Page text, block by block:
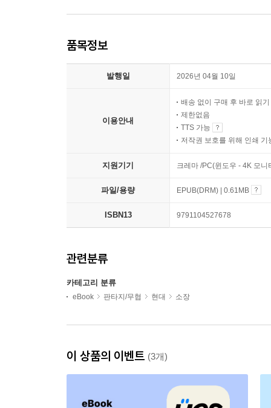
품목정보
발행일 2026년 04월 10일
이용안내
배송 없이 구매 후 바로 읽기
제한없음
TTS 가능
저작권 보호를 위해 인쇄 기
지원기기 크레마 /PC(윈도우 - 4K 모
파일/용량 EPUB(DRM) | 0.61MB
ISBN13 9791104527678
관련분류
카테고리 분류
eBook 판타지/무협 현대 소장
이 상품의 이벤트 (3개)